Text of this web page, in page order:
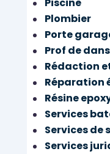
Piscine
Plombier
Porte
Prof de
Rédaction
Réparation
Résine
Services
Services de
Services